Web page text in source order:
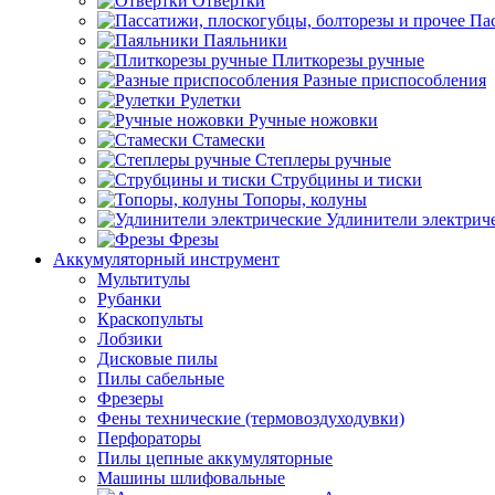
Паяльники
Плиткорезы ручные
Разные приспособления
Рулетки
Ручные ножовки
Стамески
Степлеры ручные
Струбцины и тиски
Топоры, колуны
Удлинители
Фрезы
Аккумуляторный инструмент
Мультитулы
Рубанки
Краскопульты
Лобзики
Дисковые пилы
Пилы сабельные
Фрезеры
Фены технические (термовоздуходувки)
Перфораторы
Пилы цепные аккумуляторные
Машины шлифовальные